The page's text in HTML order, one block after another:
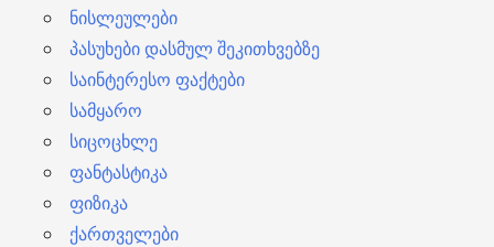
ნისლეულები
პასუხები დასმულ შეკითხვებზე
საინტერესო ფაქტები
სამყარო
სიცოცხლე
ფანტასტიკა
ფიზიკა
ქართველები